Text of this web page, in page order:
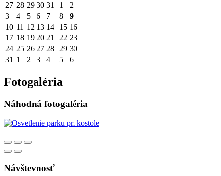
27 28 29 30 31 1
2
3
4 5 6 7 8
9
10 11 12 13 14 15 16
17 18 19 20 21 22 23
24 25 26 27 28 29 30
31 1 2 3 4 5 6
Fotogaléria
Náhodná fotogaléria
Návštevnosť